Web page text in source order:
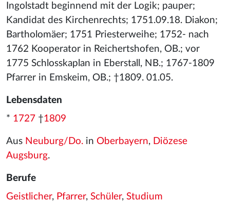
Ingolstadt beginnend mit der Logik; pauper;
Kandidat des Kirchenrechts; 1751.09.18. Diakon;
Bartholomäer; 1751 Priesterweihe; 1752- nach
1762 Kooperator in Reichertshofen, OB.; vor
1775 Schlosskaplan in Eberstall, NB.; 1767-1809
Pfarrer in Emskeim, OB.; †1809. 01.05.
Lebensdaten
* 1727 †1809
Aus Neuburg/Do. in Oberbayern, Diözese
Augsburg.
Berufe
Geistlicher, Pfarrer, Schüler, Studium